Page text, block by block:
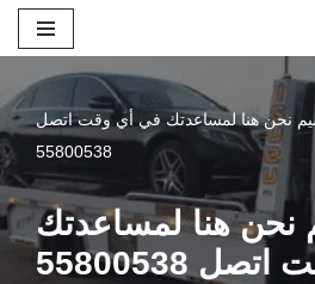
نحن هنا لمساعدتك في أي وقت اتصل
55800538
نحن هنا لمساعدتك
55800538